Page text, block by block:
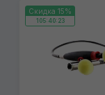
Скидка 15%
105:40:23